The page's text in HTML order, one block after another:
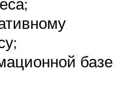
базе